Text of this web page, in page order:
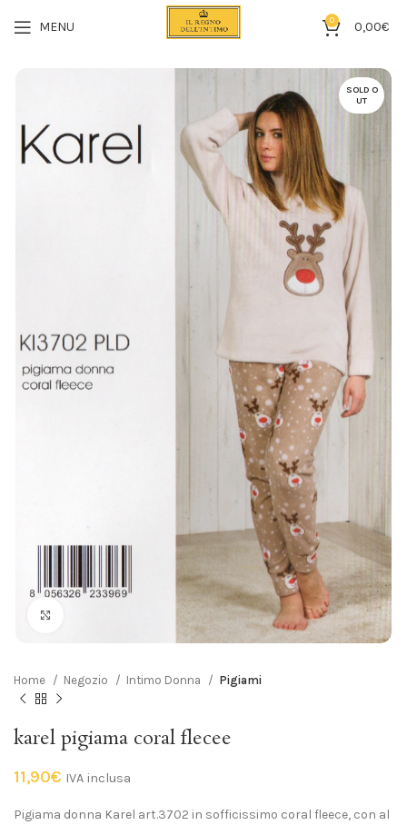
MENU 0 0,00€
SOLD O
UT
Home Negozio Intimo Donna Pigiami
karel pigiama coral flecee
11,90€ IVA inclusa
Pigiama donna Karel art.3702 in sofficissimo coral fleece, con al